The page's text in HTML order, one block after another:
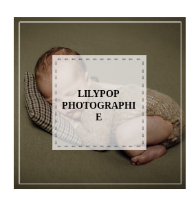
LILYPOP
PHOTOGRAPHI
E